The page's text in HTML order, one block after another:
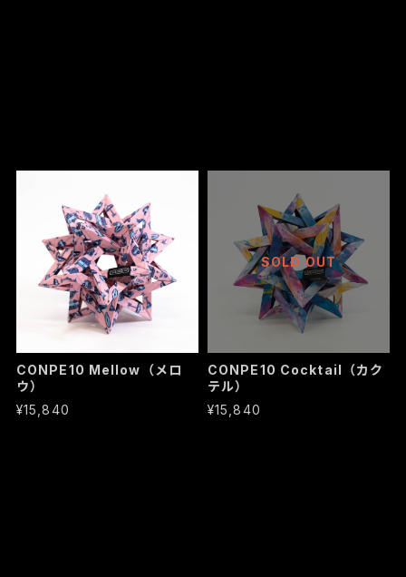
CONPE10 Mellow（メロ
ウ）
¥15,840
SOLD OUT
CONPE10 Cocktail（カク
テル）
¥15,840